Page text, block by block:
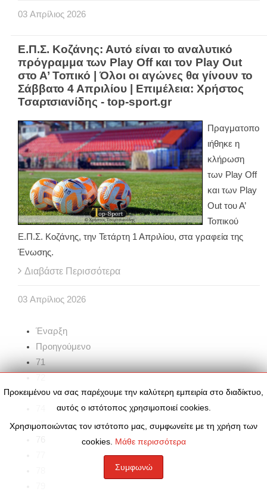
03 Απρίλιος 2026
Ε.Π.Σ. Κοζάνης: Αυτό είναι το αναλυτικό
πρόγραμμα των Play Off και τον Play Out
στο Α’ Τοπικό | Όλοι οι αγώνες θα γίνουν το
Σάββατο 4 Απριλίου | Επιμέλεια: Χρήστος
Τσαρτσιανίδης - top-sport.gr
Πραγματοπο
ιήθηκε η
κλήρωση
των Play Off
και των Play
Out του Α’
Τοπικού
Ε.Π.Σ. Κοζάνης, την Τετάρτη 1 Απριλίου, στα γραφεία της
Ένωσης.
Διαβάστε Περισσότερα
03 Απρίλιος 2026
Έναρξη
Προηγούμενο
71
73
75
Προκειμένου να σας παρέχουμε την καλύτερη εμπειρία στο διαδίκτυο,
αυτός ο ιστότοπος χρησιμοποιεί cookies.
Χρησιμοποιώντας τον ιστότοπο μας, συμφωνείτε με τη χρήση των
cookies. Μάθε περισσότερα
Συμφωνώ